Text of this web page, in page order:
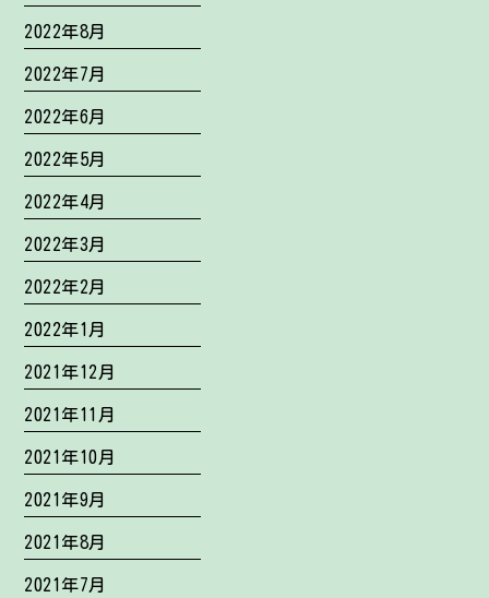
2022年8月
2022年7月
2022年6月
2022年5月
2022年4月
2022年3月
2022年2月
2022年1月
2021年12月
2021年11月
2021年10月
2021年9月
2021年8月
2021年7月